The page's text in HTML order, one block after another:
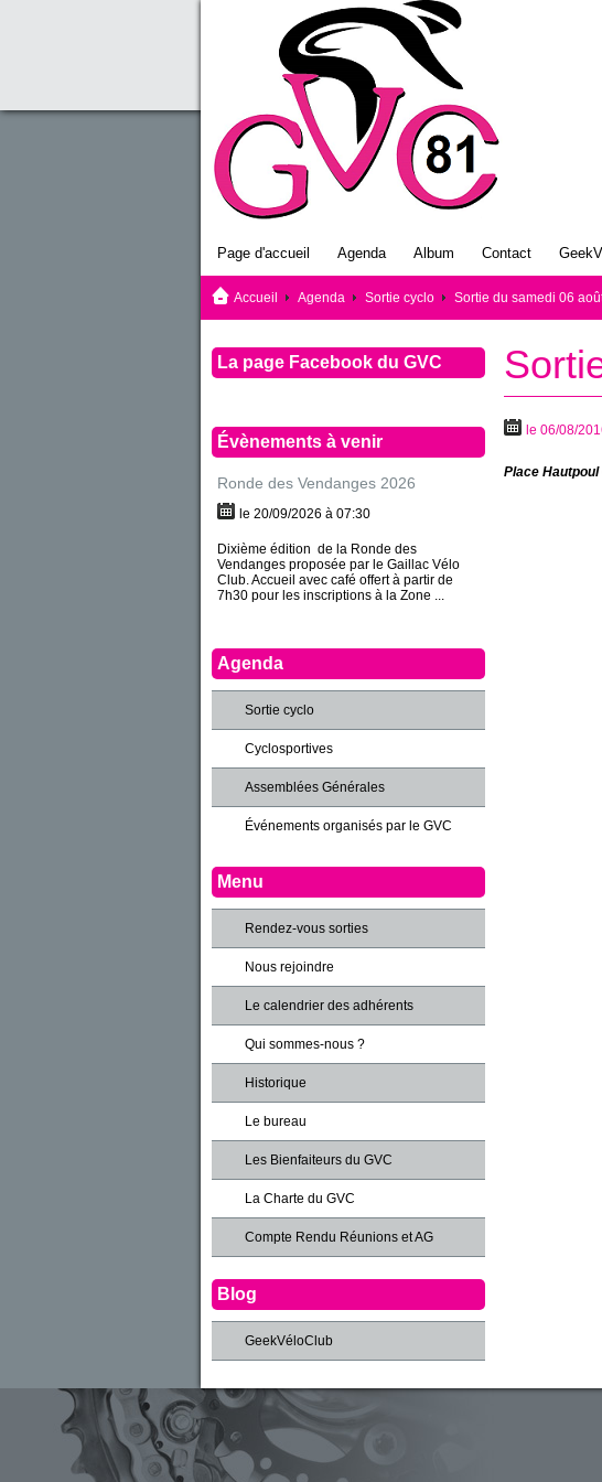
Page d'accueil Agenda Album Contact
Accueil Agenda Sortie cyclo Sortie du samedi 06
le 06/08/
Place Hautpoul
La page Facebook du GVC
Évènements à venir
Ronde des Vendanges 2026
le 20/09/2026 à 07:30
Dixième édition de la Ronde des
Vendanges proposée par le Gaillac Vélo
Club. Accueil avec café offert à partir de
7h30 pour les inscriptions à la Zone ...
Agenda
Sortie cyclo
Cyclosportives
Assemblées Générales
Événements organisés par le GVC
Menu
Rendez-vous sorties
Nous rejoindre
Le calendrier des adhérents
Qui sommes-nous ?
Historique
Le bureau
Les Bienfaiteurs du GVC
La Charte du GVC
Compte Rendu Réunions et AG
Blog
GeekVéloClub